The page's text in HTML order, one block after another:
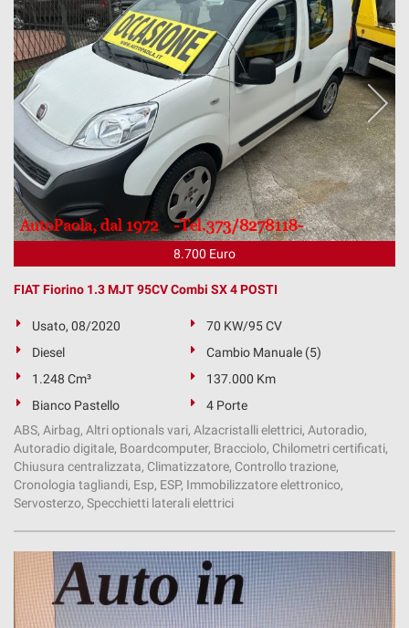
8.700 Euro
FIAT Fiorino 1.3 MJT 95CV Combi SX 4 POSTI
Usato, 08/2020
70 KW/95 CV
Diesel
Cambio Manuale (5)
1.248 Cm³
137.000 Km
Bianco Pastello
4 Porte
ABS, Airbag, Altri optionals vari, Alzacristalli elettrici, Autoradio,
Autoradio digitale, Boardcomputer, Bracciolo, Chilometri certificati,
Chiusura centralizzata, Climatizzatore, Controllo trazione,
Cronologia tagliandi, Esp, ESP, Immobilizzatore elettronico,
Servosterzo, Specchietti laterali elettrici